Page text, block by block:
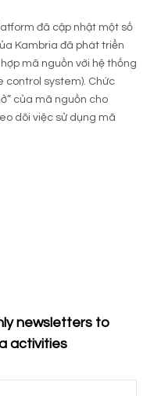
đã cập nhật một số
Kambria đã phát triển
mã nguồn với hệ thống
control system). Chức
của mã nguồn cho
dõi việc sử dụng mã
newsletters to
activities